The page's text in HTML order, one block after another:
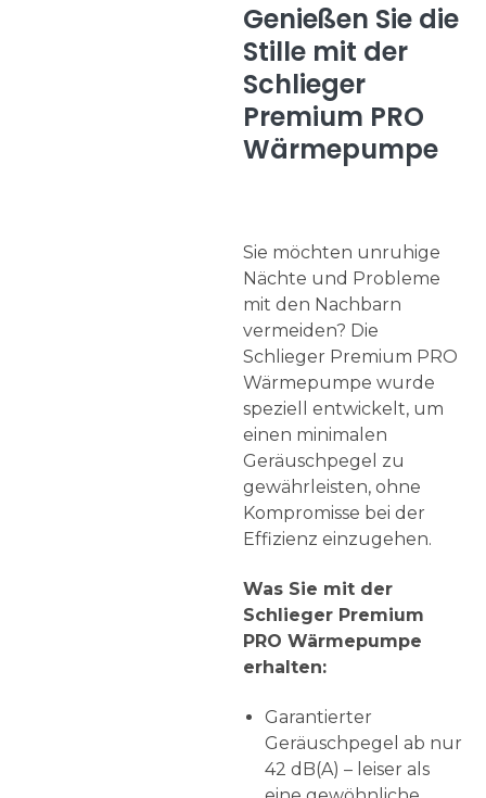
Genießen Sie die
Stille mit der
Schlieger
Premium PRO
Wärmepumpe
Sie möchten unruhige
Nächte und Probleme
mit den Nachbarn
vermeiden? Die
Schlieger Premium PRO
Wärmepumpe wurde
speziell entwickelt, um
einen minimalen
Geräuschpegel zu
gewährleisten, ohne
Kompromisse bei der
Effizienz einzugehen.
Was Sie mit der
Schlieger Premium
PRO Wärmepumpe
erhalten:
Garantierter
Geräuschpegel ab nur
42 dB(A) – leiser als